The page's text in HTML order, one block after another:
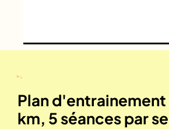
Plan
km, 5 séances par